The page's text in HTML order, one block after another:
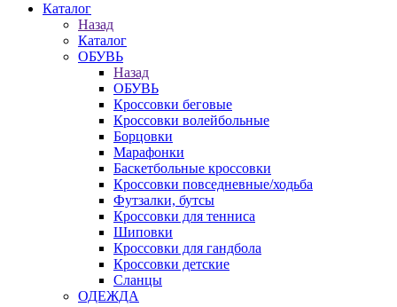
Каталог
Назад
Каталог
ОБУВЬ
Назад
ОБУВЬ
Кроссовки беговые
Кроссовки волейбольные
Борцовки
Марафонки
Баскетбольные кроссовки
Кроссовки повседневные/ходьба
Футзалки, бутсы
Кроссовки для тенниса
Шиповки
Кроссовки для гандбола
Кроссовки детские
Сланцы
ОДЕЖДА